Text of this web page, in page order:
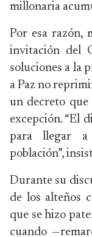
millonaria
Por esa razón,
invitación del
soluciones a la
a Paz no
un decreto que
excepción. “El
para llegar a
población”,
Durante su
de los alteños
que se hizo
cuando